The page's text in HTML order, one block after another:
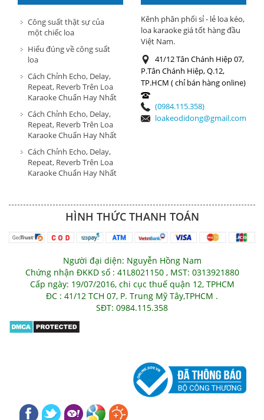
HÀNG
Công suất thật sự của
một chiếc loa
Hiểu đúng về công suất
loa
Cách Chỉnh Echo, Delay,
Repeat, Reverb Trên Loa
Karaoke Chuẩn Hay Nhất
Cách Chỉnh Echo, Delay,
Repeat, Reverb Trên Loa
Karaoke Chuẩn Hay Nhất
Cách Chỉnh Echo, Delay,
Repeat, Reverb Trên Loa
Karaoke Chuẩn Hay Nhất
Kênh phân phối sỉ - lẻ loa kéo,
loa karaoke giá tốt hàng đầu
Việt Nam.
41/12 Tân Chánh Hiệp 07,
P.Tân Chánh Hiệp, Q.12,
TP.HCM ( chỉ bán hàng online)
(0984.115.358)
loakeodidong@gmail.com
HÌNH THỨC THANH TOÁN
Người đại diện: Nguyễn Hồng Nam
Chứng nhận ĐKKD số : 41L8021150 , MST: 0313921880
Cấp ngày: 19/07/2016, chi cục thuế quận 12, TPHCM
ĐC : 41/12 TCH 07, P. Trung Mỹ Tây,TPHCM .
SĐT: 0984.115.358